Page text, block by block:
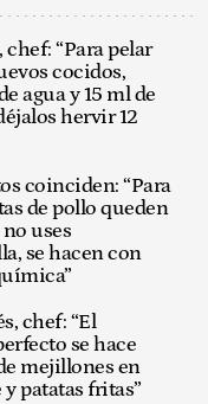
chef: “Para pelar
cocidos,
agua y 15 ml de
hervir 12
coinciden: “Para
de pollo queden
uses
se hacen con
chef: “El
se hace
mejillones en
y patatas fritas”